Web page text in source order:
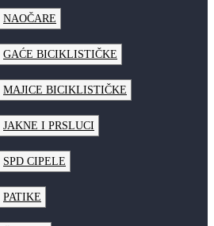
NAOČARE
GAĆE BICIKLISTIČKE
MAJICE BICIKLISTIČKE
JAKNE I PRSLUCI
SPD CIPELE
PATIKE